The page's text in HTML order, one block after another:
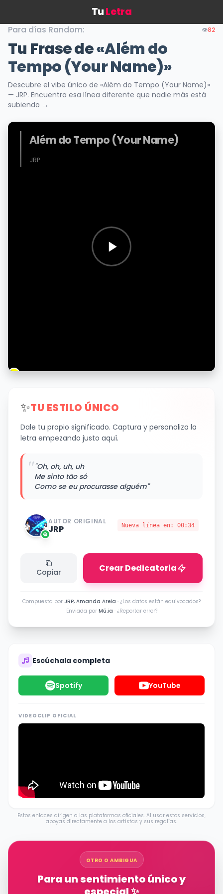
TuLetra
Para días Random: 👁️82
Tu Frase de«Além do
Tempo (Your Name)»
Descubre el vibe único de «Além do Tempo (Your Name)»
— JRP. Encuentra esa línea diferente que nadie más está
subiendo →
Além do Tempo (Your Name)
JRP
✨TU ESTILO ÚNICO
Dale tu propio significado. Captura y personaliza la
letra empezando justo aquí.
""Oh, oh, uh, uh
Me sinto tão só
Como se eu procurasse alguém"
AUTOR ORIGINAL
JRP Nueva línea en: 00:34
Copiar Crear Dedicatoria
Compuesta por JRP, Amanda Areia · ¿Los datos están equivocados?
Enviada por Mú.ia · ¿Reportar error?
Escúchala completa
Spotify YouTube
VIDEOCLIP OFICIAL
Estos enlaces dirigen a las plataformas oficiales. Al usar estos servicios,
apoyas directamente a los artistas y sus regalías.
OTRO O AMBIGUA
Para un sentimiento único y